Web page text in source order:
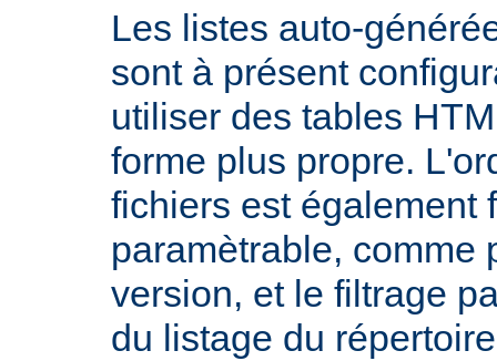
Les listes auto-
sont à présent
utiliser des tables
forme plus propre.
fichiers est également
paramètrable, comme
version, et le filtrage
du listage du